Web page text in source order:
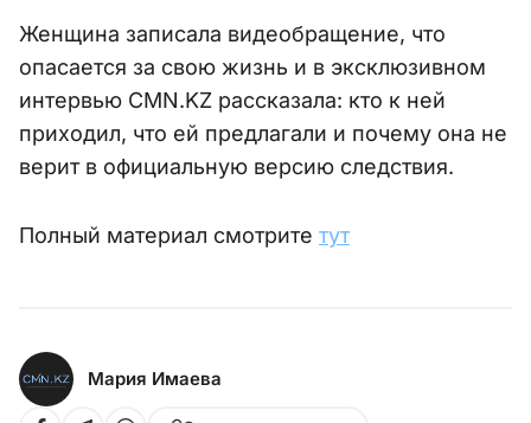
Женщина записала видеобращение, что
опасается за свою жизнь и в эксклюзивном
интервью CMN.KZ рассказала: кто к ней
приходил, что ей предлагали и почему она не
верит в официальную версию следствия.
Полный материал смотрите тут
Мария Имаева